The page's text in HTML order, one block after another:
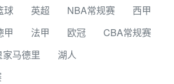
球 英超 NBA常规赛
西甲
甲 法甲 欧冠
CBA常规赛
家马德里
湖人